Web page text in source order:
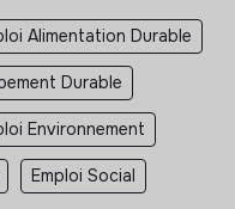
Alimentation Durable
Durable
Environnement
Emploi Social